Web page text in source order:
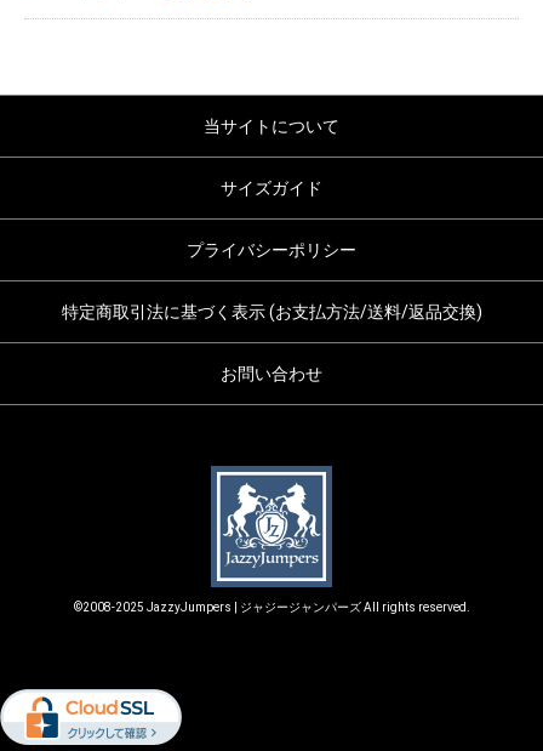
当サイトについて
サイズガイド
プライバシーポリシー
特定商取引法に基づく表示 (お支払方法/送料/返品交換)
お問い合わせ
©2008-2025 JazzyJumpers | ジャジージャンパーズ All rights reserved.